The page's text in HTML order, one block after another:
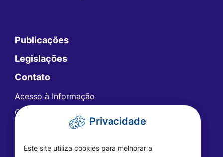
Publicações
Legislações
Contato
Acesso à Informação
Ouvidoria
Carta de Serviços
Telefones Úteis
Privacidade
Este site utiliza cookies para melhorar a